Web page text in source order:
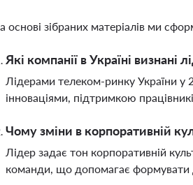
основі зібраних матеріалів ми
Які компанії в Україні
Лідерами телеком-ринку України у
інноваціями, підтримкою
Чому зміни в корпоративній
Лідер задає тон корпоративній
команди, що допомагає формувати